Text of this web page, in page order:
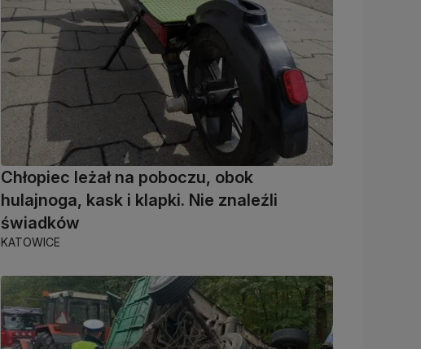
Chłopiec leżał na poboczu, obok
hulajnoga, kask i klapki. Nie znaleźli
świadków
KATOWICE